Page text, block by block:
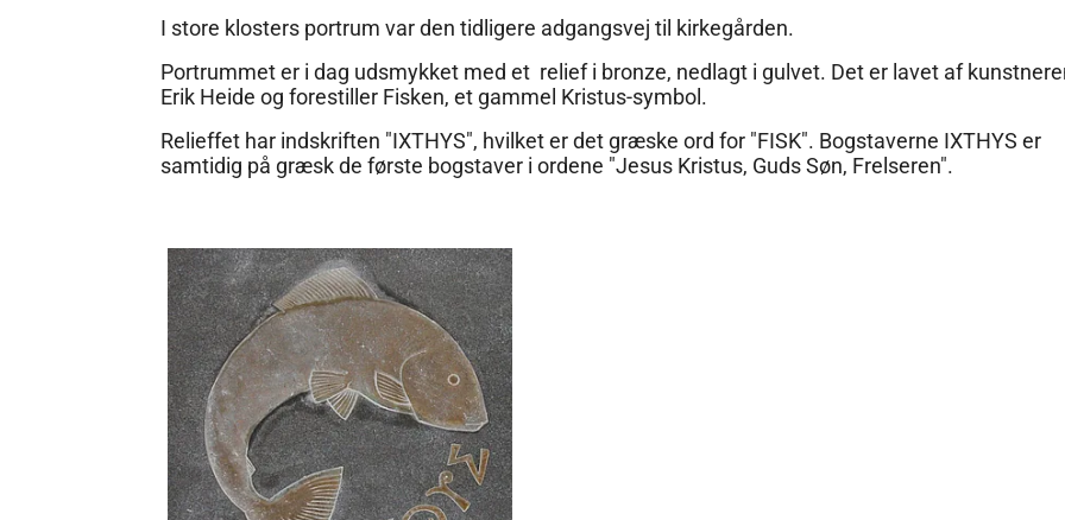
I store klosters portrum var den tidligere adgangsvej til kirkegården.
Portrummet er i dag udsmykket med et relief i bronze, nedlagt i gulvet. Det er lavet af
Erik Heide og forestiller Fisken, et gammel Kristus-symbol.
Relieffet har indskriften "IXTHYS", hvilket er det græske ord for "FISK". Bogstaverne IXTHYS er
samtidig på græsk de første bogstaver i ordene "Jesus Kristus, Guds Søn, Frelseren".